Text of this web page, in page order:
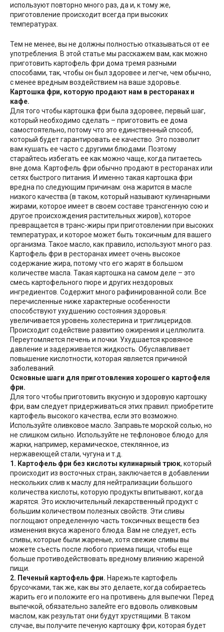
используют повторно много раз, да и, к тому же,
приготовление происходит всегда при высоких
температурах.
Тем не менее, вы не должны полностью отказываться от ее
употребления. В этой статье мы расскажем вам, как можно
приготовить картофель фри дома тремя разными
способами, так, чтобы он был здоровее и легче, чем обычно,
с менее вредным воздействием на ваше здоровье.
Картошка фри, которую продают нам в ресторанах и
кафе.
Для того чтобы картошка фри была здоровее, первый шаг,
который необходимо сделать – приготовить ее дома
самостоятельно, потому что это единственный способ,
который будет гарантировать ее качество. Это позволит
вам кушать ее часто с другими блюдами. Поэтому
старайтесь избегать ее как можно чаще, когда питаетесь
вне дома. Картофель фри обычно продают в ресторанах или
сетях быстрого питания. И именно такая картошка фри
вредна по следующим причинам: она жарится в масле
низкого качества (в таком, который называют кулинарными
жирами, которое имеет в своем составе трансгенную сою и
другое происхождения растительных жиров), которое
превращается в транс-жиры при приготовлении при высоких
температурах, и которое может быть токсичным для вашего
организма. Такое масло, как правило, используют много раз.
Картофель фри в ресторанах имеет очень высокое
содержание жира, потому что его жарят в большом
количестве масла. Такая картошка на самом деле – это
смесь картофельного пюре и других нездоровых
ингредиентов. Содержит много рафинированной соли. Все
перечисленные ниже характерные особенности
способствуют ухудшению состояния здоровья:
увеличивается уровень холестерина и триглицеридов.
Происходит содействие развитию ожирения и целлюлита.
Переутомляется печень и почки. Ухудшается кровяное
давление и задерживается жидкость. Обуславливает
повышение кислотности, которая является причиной
заболеваний.
Основные шаги для приготовления хорошего картофеля
фри.
Для того чтобы приготовить вкусную и здоровую картошку
фри, вам следует придерживаться этих правил: приобретите
картофель высокого качества, если это возможно.
Используйте оливковое масло. Заправьте морской солью, но
не слишком сильно. Используйте не тефлоновое блюдо для
жарки, например, керамическое, стеклянное, из
нержавеющей стали, чугуна и т.д.
1. Картофель фри без кислоты кулинарный трюк, который
происходит из восточных стран, заключается в добавлении
нескольких слив к маслу для нейтрализации большого
количества кислоты, которую продукты впитывают, когда
жарятся. Это исключительный лекарственный продукт с
большим количеством полезных свойств. Эти сливы
поглощают определенную часть токсичных веществ без
изменения вкуса жареного блюда. Вам не следует, есть
сливы, которые были жареные, хотя свежие сливы вы
можете съесть после любого приема пищи, чтобы еще
больше противодействовать вредному влиянию жареной
пищи.
2. Печеный картофель фри. Нарежьте картофель
брусочками, так же, как вы это делаете, когда собираетесь
жарить его и положите его на противень для выпечки. Перед
выпечкой, обязательно залейте его вдоволь оливковым
маслом, как результат они будут хрустящими. В таком
случае, вы получите печеную картошку фри, которая будет